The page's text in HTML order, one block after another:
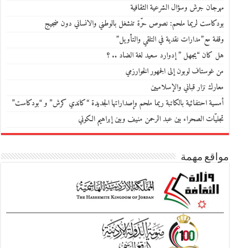
مهرجان جرش وسؤال الشرعية الثقافية
بودكاست لريما ملحم: نصوص حرّة تنشغل بالوطني والانساني دون ضجيج
وقفة مع”مدارات نقدية في التلقي والتأويل”
هل كان “يجهل ” إدوارد سعيد لغة الضاد .. ؟
من غوستاف لوبون إلى الجمهور الخوارزمي
معارك نزار قباني والإسلاميين
أمسية احتفائية بالكاتبة ريما ملحم وإصداراتها الجديدة “كاندي كرش” و “بودكاست”
تجليّات الصحراء بين عبد الرحمن منيف وبين إبراهيم الكوني
مواقع مهمة